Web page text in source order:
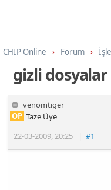
CHIP Online Forum
gizli
venomtiger
22-03-2009,20:25 |#1
OP Taze Üye